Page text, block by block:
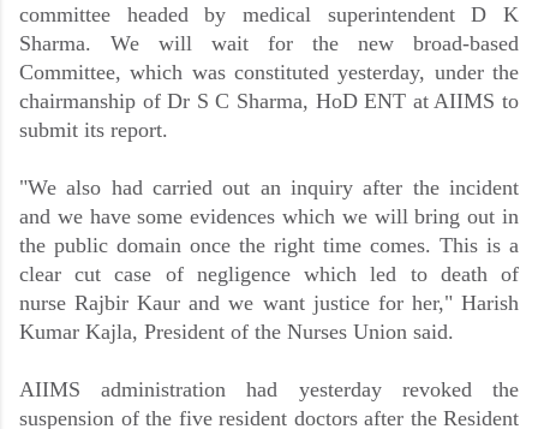
committee headed by medical superintendent D K
Sharma. We will wait for the new broad-based
Committee, which was constituted yesterday, under the
chairmanship of Dr S C Sharma, HoD ENT at AIIMS to
submit its report.
"We also had carried out an inquiry after the incident
and we have some evidences which we will bring out in
the public domain once the right time comes. This is a
clear cut case of negligence which led to death of
nurse Rajbir Kaur and we want justice for her," Harish
Kumar Kajla, President of the Nurses Union said.
AIIMS administration had yesterday revoked the
suspension of the five resident doctors after the Resident